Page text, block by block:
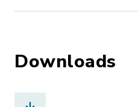
Downloads